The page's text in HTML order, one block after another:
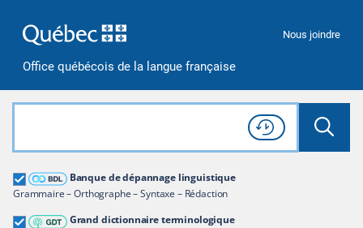
Office québécois de la langue française
Nous joindre
Rechercher dans tout le site
Lancer
Consulter l'
Historique
de recherche
Banque de dépannage linguistique
Grammaire – Orthographe – Syntaxe – Rédaction
Grand dictionnaire terminologique
Grand dictionnaire terminologique
Restreindre aux termes